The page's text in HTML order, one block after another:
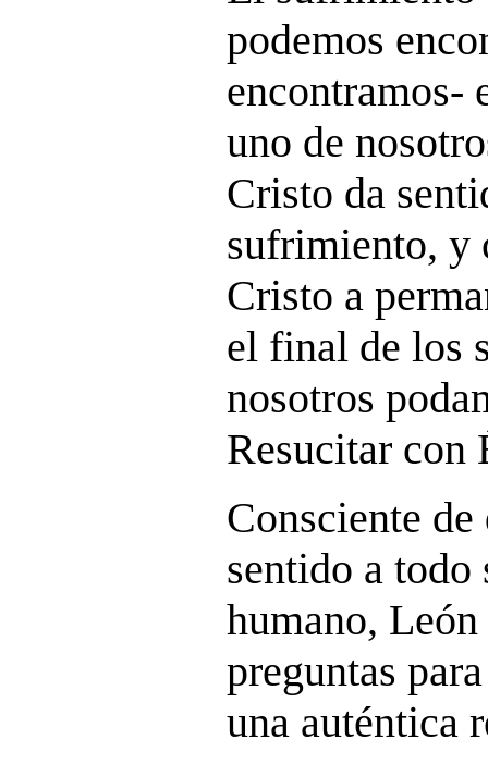
podemos
encontramos-
uno de
Cristo da
sufrimiento, y
Cristo a
el final de los
nosotros
Resucitar con
Consciente
sentido a
humano,
preguntas
una auténtica